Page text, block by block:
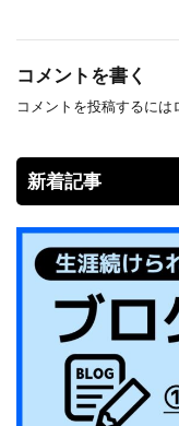
コメントを書く
コメントを投稿するには
新着記事